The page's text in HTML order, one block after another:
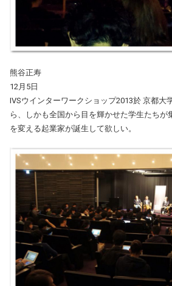
熊谷正寿
12月5日
IVSウインターワークショップ2013於 京都大
ら、しかも全国から目を輝かせた学生たちが
を変える起業家が誕生して欲しい。